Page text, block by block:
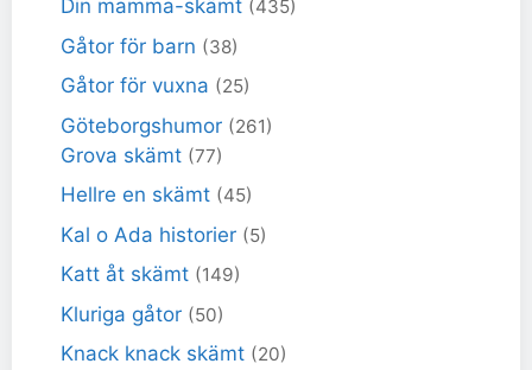
Din mamma-skämt (435)
Gåtor för barn (38)
Gåtor för vuxna (25)
Göteborgshumor (261)
Grova skämt (77)
Hellre en skämt (45)
Kal o Ada historier (5)
Katt åt skämt (149)
Kluriga gåtor (50)
Knack knack skämt (20)